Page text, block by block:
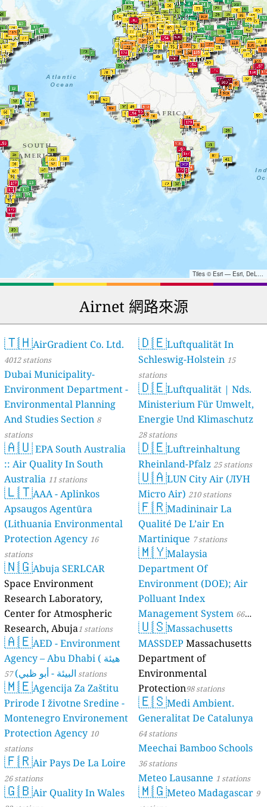
Tiles © Esri — Esri, DeLorme, NAVTEQ, TomTom, Intermap, iPC, USGS, FAO, NPS, NRCAN, GeoBase, Kadaster NL, Ordnance Survey, Esri Japan, METI, Esri China (Hong Kong), and the GIS User Community
Airnet 網路來源
🇹🇭AirGradient Co. Ltd.
4012 stations
Dubai Municipality-
Environment Department -
Environmental Planning
And Studies Section 8
stations
🇦🇺EPA South Australia
:: Air Quality In South
Australia 11 stations
🇱🇹AAA - Aplinkos
Apsaugos Agentūra
(Lithuania Environmental
Protection Agency 16
stations
🇳🇬Abuja SERLCAR
Space Environment
Research Laboratory,
Center for Atmospheric
Research, Abuja1 stations
🇦🇪AED - Environment
Agency – Abu Dhabi ( هيئة
البيئة - أبو ظبي) 57 stations
🇲🇪Agencija Za Zaštitu
Prirode I životne Sredine -
Montenegro Environement
Protection Agency 10
stations
🇫🇷Air Pays De La Loire
26 stations
🇬🇧Air Quality In Wales
🇩🇪Luftqualität In
Schleswig-Holstein 15
stations
🇩🇪Luftqualität | Nds.
Ministerium Für Umwelt,
Energie Und Klimaschutz
28 stations
🇩🇪Luftreinhaltung
Rheinland-Pfalz 25 stations
🇺🇦LUN City Air (ЛУН
Місто Air) 210 stations
🇫🇷Madininair La
Qualité De L’air En
Martinique 7 stations
🇲🇾Malaysia
Department Of
Environment (DOE); Air
Polluant Index
Management System 66
stations
🇺🇸Massachusetts
MASSDEP Massachusetts
Department of
Environmental
Protection98 stations
🇪🇸Medi Ambient.
Generalitat De Catalunya
64 stations
Meechai Bamboo Schools
36 stations
Meteo Lausanne 1 stations
🇲🇬Meteo Madagascar 9